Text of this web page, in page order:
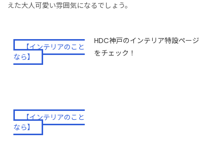
えた大人可愛い雰囲気になるでしょう。
【インテリアのこと
なら】
HDC神戸のインテリア特設ページ
をチェック！
【インテリアのこと
なら】